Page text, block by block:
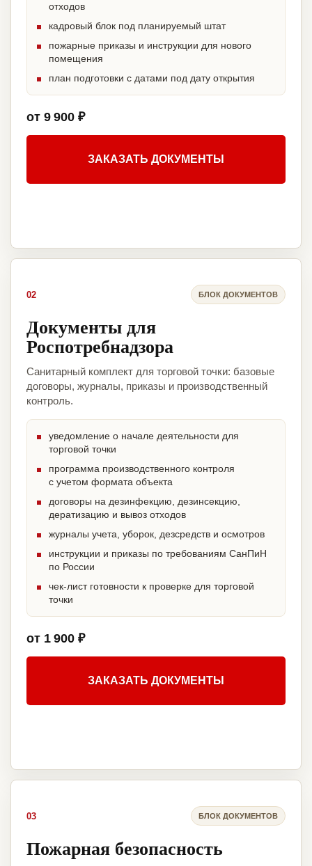
отходов
кадровый блок под планируемый штат
пожарные приказы и инструкции для нового
помещения
план подготовки с датами под дату открытия
от 9 900 ₽
ЗАКАЗАТЬ ДОКУМЕНТЫ
02 БЛОК ДОКУМЕНТОВ
Документы для
Роспотребнадзора
Санитарный комплект для торговой точки: базовые
договоры, журналы, приказы и производственный
контроль.
уведомление о начале деятельности для
торговой точки
программа производственного контроля
с учетом формата объекта
договоры на дезинфекцию, дезинсекцию,
дератизацию и вывоз отходов
журналы учета, уборок, дезсредств и осмотров
инструкции и приказы по требованиям СанПиН
по России
чек-лист готовности к проверке для торговой
точки
от 1 900 ₽
ЗАКАЗАТЬ ДОКУМЕНТЫ
03 БЛОК ДОКУМЕНТОВ
Пожарная безопасность